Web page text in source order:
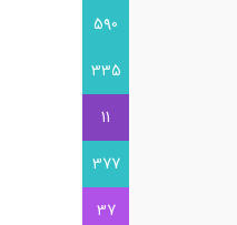
590
335
11
377
37